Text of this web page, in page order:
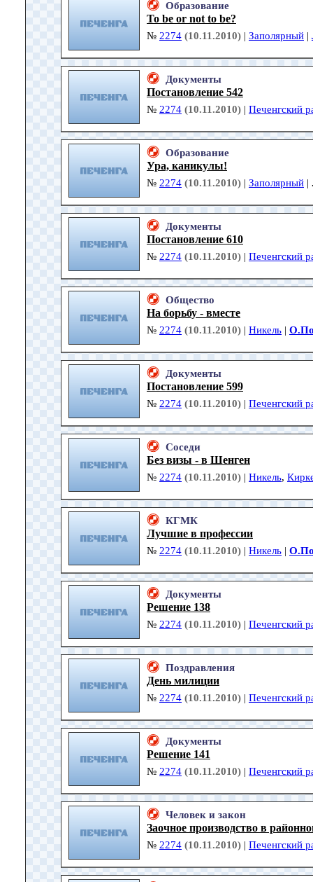
Образование
To be or not to be?
№ 2274 (10.11.2010) | Заполярный |
Документы
Постановление 542
№ 2274 (10.11.2010) | Печенгский
Образование
Ура, каникулы!
№ 2274 (10.11.2010) | Заполярный |
Документы
Постановление 610
№ 2274 (10.11.2010) | Печенгский
Общество
На борьбу - вместе
№ 2274 (10.11.2010) | Никель |
Документы
Постановление 599
№ 2274 (10.11.2010) | Печенгский
Соседи
Без визы - в Шенген
№ 2274 (10.11.2010) | Никель,
КГМК
Лучшие в профессии
№ 2274 (10.11.2010) | Никель |
Документы
Решение 138
№ 2274 (10.11.2010) | Печенгский
Поздравления
День милиции
№ 2274 (10.11.2010) | Печенгский
Документы
Решение 141
№ 2274 (10.11.2010) | Печенгский
Человек и закон
Заочное производство в
№ 2274 (10.11.2010) | Печенгский